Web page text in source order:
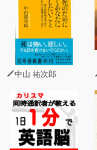
中山 祐次郎